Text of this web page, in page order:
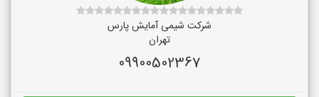
شرکت شیمی آمایش پارس
تهران
09900502367